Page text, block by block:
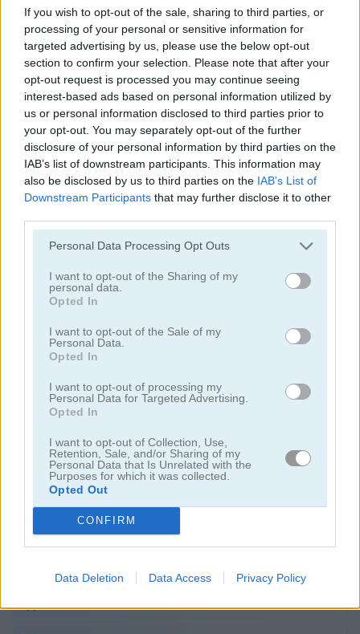
If you wish to opt-out of the sale, sharing to third parties, or
processing of your personal or sensitive information for
targeted advertising by us, please use the below opt-out
section to confirm your selection. Please note that after your
opt-out request is processed you may continue seeing
interest-based ads based on personal information utilized by
us or personal information disclosed to third parties prior to
your opt-out. You may separately opt-out of the further
disclosure of your personal information by third parties on the
IAB’s list of downstream participants. This information may
also be disclosed by us to third parties on the IAB’s List of
Downstream Participants that may further disclose it to other
Personal Data Processing Opt Outs
I want to opt-out of the Sharing of my
personal data.
Opted In
I want to opt-out of the Sale of my
Personal Data.
Opted In
I want to opt-out of processing my
Personal Data for Targeted Advertising.
Opted In
I want to opt-out of Collection, Use,
Retention, Sale, and/or Sharing of my
Personal Data that Is Unrelated with the
Purposes for which it was collected.
Opted Out
CONFIRM
Data Deletion Data Access Privacy Policy
juegos de conejitos
juegos de gatos
juegos de pollos
juegos de dinosaurios
juegos de delfines
juegos de patos
juegos de pesca
juegos de flappy bird
juegos de caballos
juegos de monos